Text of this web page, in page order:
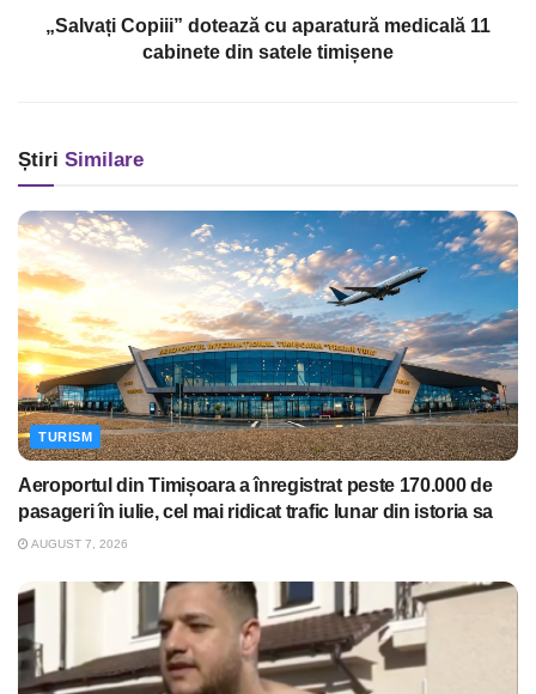
„Salvați Copiii” dotează cu aparatură medicală 11
cabinete din satele timișene
Știri Similare
TURISM
Aeroportul din Timișoara a înregistrat peste 170.000 de
pasageri în iulie, cel mai ridicat trafic lunar din istoria sa
AUGUST 7, 2026